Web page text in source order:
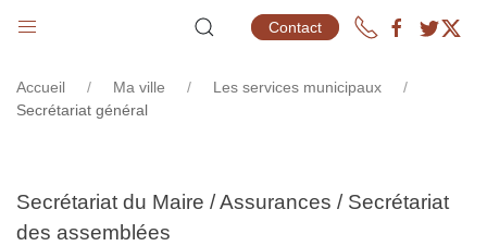
Contact
SECRÉTARIAT GÉNÉRAL
Accueil Ma ville
Les services municipaux
Secrétariat général
Secrétariat du Maire / Assurances / Secrétariat
des assemblées